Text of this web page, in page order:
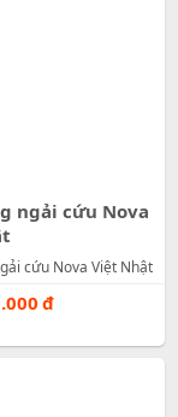
ngải cứu Nova
cứu Nova Việt Nhật
đ